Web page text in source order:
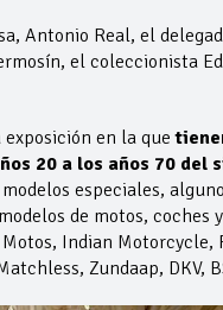
Antonio Real, el
el coleccionista
exposición en la que
20 a los años 70 del
especiales,
de motos, coches
Indian Motorcycle,
Zundaap, DKV,